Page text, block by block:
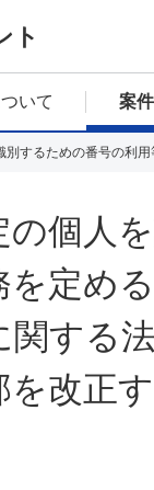
ト
いて 案
の個人
定め
する
改正